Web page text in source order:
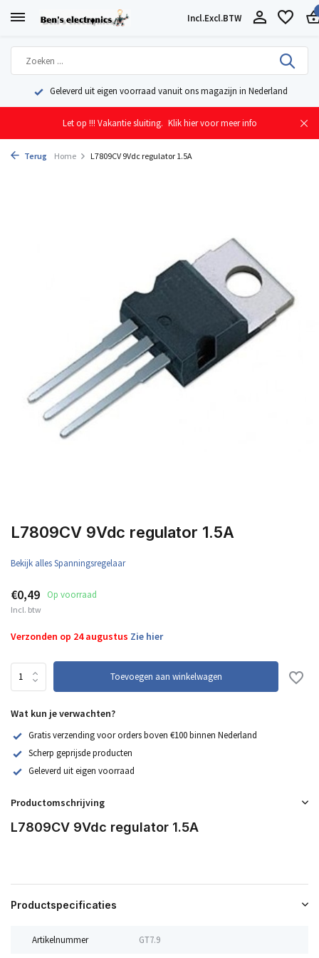
Incl.Excl.BTW
Geleverd uit eigen voorraad vanuit ons magazijn in Nederland
Let op !!! Vakantie sluiting. Klik hier voor meer info
Terug Home L7809CV 9Vdc regulator 1.5A
L7809CV 9Vdc regulator 1.5A
Bekijk alles Spanningsregelaar
€0,49 Op voorraad
Incl. btw
Verzonden op 24 augustus Zie hier
Toevoegen aan winkelwagen
Wat kun je verwachten?
Gratis verzending voor orders boven €100 binnen Nederland
Scherp geprijsde producten
Geleverd uit eigen voorraad
Productomschrijving
L7809CV 9Vdc regulator 1.5A
Productspecificaties
Artikelnummer GT7.9